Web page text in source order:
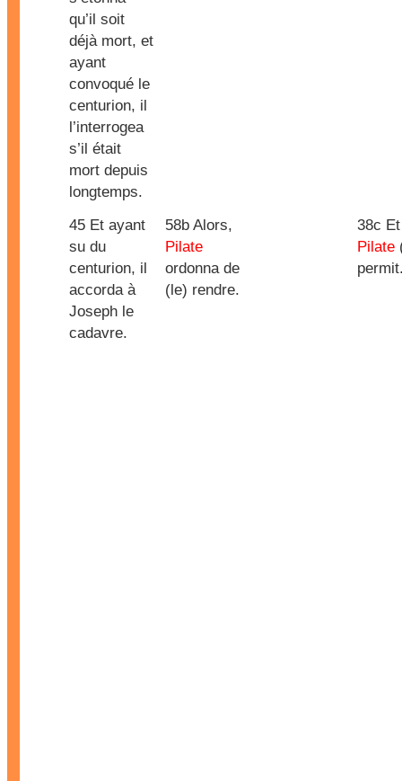
qu’il soit
déjà mort, et
ayant
convoqué le
centurion, il
l’interrogea
s’il était
mort depuis
longtemps.
45 Et ayant
su du
centurion, il
accorda à
Joseph le
cadavre.
58b Alors,
Pilate
ordonna de
(le) rendre.
38c Et
Pilate